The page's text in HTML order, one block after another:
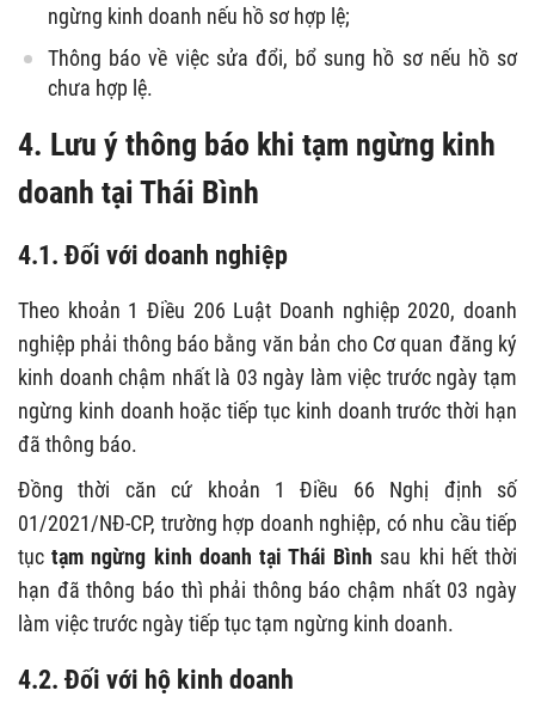
ngừng kinh doanh nếu hồ sơ hợp lệ;
Thông báo về việc sửa đổi, bổ sung hồ sơ nếu hồ sơ
chưa hợp lệ.
4. Lưu ý thông báo khi tạm ngừng kinh
doanh tại Thái Bình
4.1. Đối với doanh nghiệp
Theo khoản 1 Điều 206 Luật Doanh nghiệp 2020, doanh
nghiệp phải thông báo bằng văn bản cho Cơ quan đăng ký
kinh doanh chậm nhất là 03 ngày làm việc trước ngày tạm
ngừng kinh doanh hoặc tiếp tục kinh doanh trước thời hạn
đã thông báo.
Đồng thời căn cứ khoản 1 Điều 66 Nghị định số
01/2021/NĐ-CP, trường hợp doanh nghiệp, có nhu cầu tiếp
tụctạm ngừng kinh doanh tại Thái Bình sau khi hết thời
hạn đã thông báo thì phải thông báo chậm nhất 03 ngày
làm việc trước ngày tiếp tục tạm ngừng kinh doanh.
4.2. Đối với hộ kinh doanh